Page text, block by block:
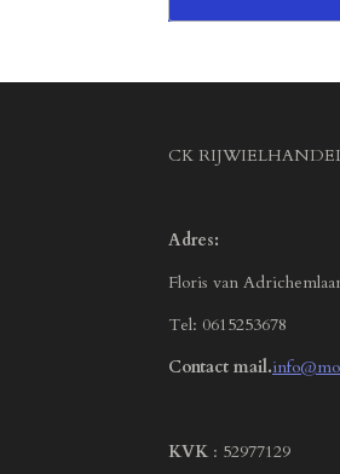
CK
Adres:
Floris van
Tel: 0615253678
Contact mail.
KVK : 52977129